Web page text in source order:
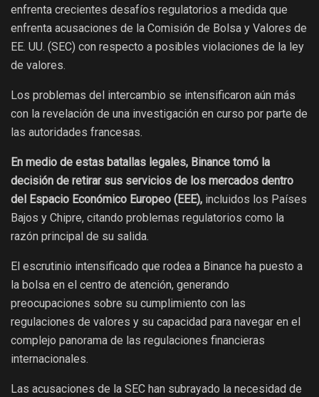
enfrenta crecientes desafíos regulatorios a medida que
enfrenta acusaciones de la Comisión de Bolsa y Valores de
EE. UU. (SEC) con respecto a posibles violaciones de la ley
de valores.
Los problemas del intercambio se intensificaron aún más
con la revelación de una investigación en curso por parte de
las autoridades francesas.
En medio de estas batallas legales, Binance tomó la
decisión de retirar sus servicios de los mercados dentro
del Espacio Económico Europeo (EEE), incluidos los Países
Bajos y Chipre, citando problemas regulatorios como la
razón principal de su salida.
El escrutinio intensificado que rodea a Binance ha puesto a
la bolsa en el centro de atención, generando
preocupaciones sobre su cumplimiento con las
regulaciones de valores y su capacidad para navegar en el
complejo panorama de las regulaciones financieras
internacionales.
Las acusaciones de la SEC han subrayado la necesidad de